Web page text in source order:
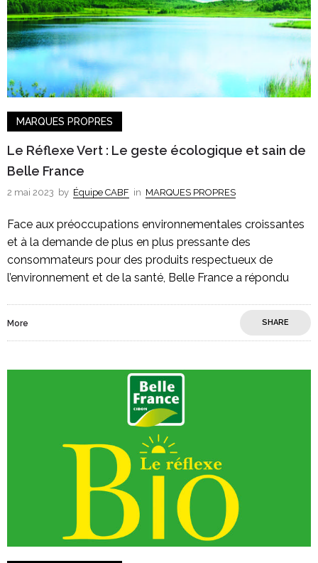
MARQUES PROPRES
Le Réflexe Vert : Le geste écologique et sain de
Belle France
2 mai 2023 by Équipe CABF in MARQUES PROPRES
Face aux préoccupations environnementales croissantes
et à la demande de plus en plus pressante des
consommateurs pour des produits respectueux de
l’environnement et de la santé, Belle France a répondu
More SHARE